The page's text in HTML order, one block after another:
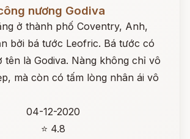
nương Godiva
ở thành phố Coventry, Anh,
bởi bá tước Leofric. Bá tước có
tên là Godiva. Nàng không chỉ vô
mà còn có tấm lòng nhân ái vô
04-12-2020
⭐ 4.8